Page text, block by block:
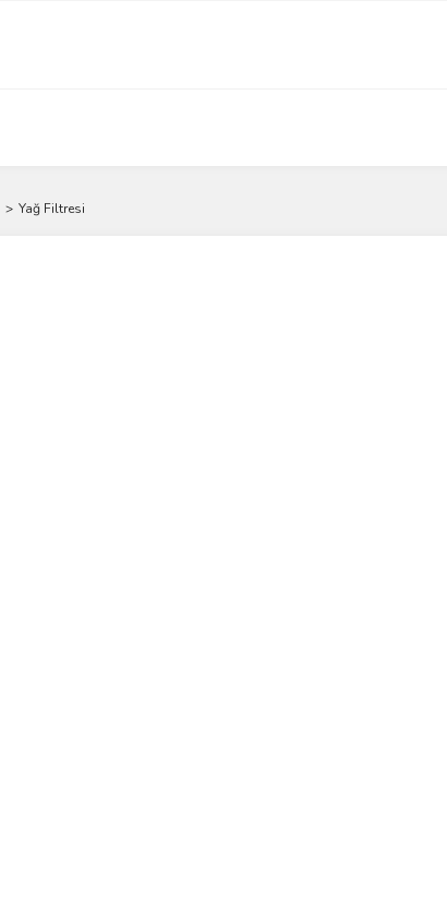
Yağ Filtresi